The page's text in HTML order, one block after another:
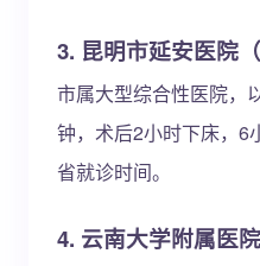
3. 昆明市延安医院
市属大型综合性医院，
钟，术后2小时下床，6
省就诊时间。
4. 云南大学附属医